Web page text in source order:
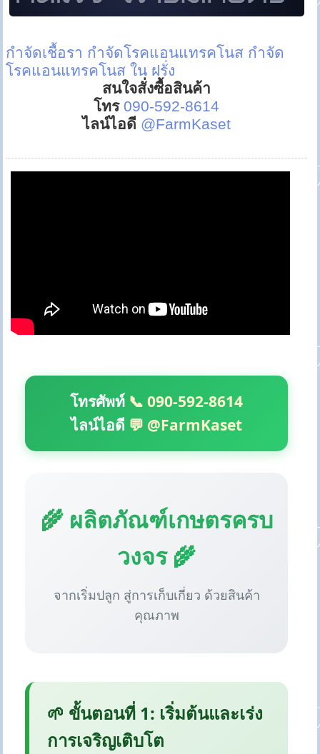
กำจัดเชื้อรา กำจัดโรคแอนแทรคโนส กำจัด
โรคแอนแทรคโนส ใน ฝรั่ง
สนใจสั่งซื้อสินค้า
โทร 090-592-8614
ไลน์ไอดี @FarmKaset
โทรศัพท์ 📞 090-592-8614
ไลน์ไอดี 💬 @FarmKaset
🌾 ผลิตภัณฑ์เกษตรครบ
วงจร 🌾
จากเริ่มปลูก สู่การเก็บเกี่ยว ด้วยสินค้า
คุณภาพ
🌱 ขั้นตอนที่ 1: เริ่มต้นและเร่ง
การเจริญเติบโต